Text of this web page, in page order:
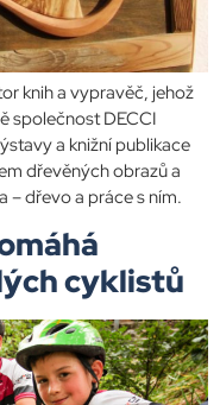
knih a vypravěč, jehož
společnost DECCI
a knižní publikace
dřevěných obrazů a
– dřevo a práce s ním.
cyklistů